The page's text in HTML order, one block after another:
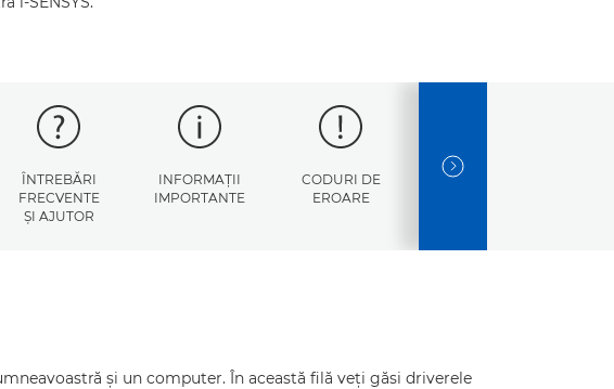
ÎNTREBĂRI
FRECVENTE
ŞI AJUTOR
INFORMAŢII
IMPORTANTE
CODURI DE
EROARE
SPECIFICAŢII
NEXT SLIDE
şi un computer. În această filă veţi găsi driverele